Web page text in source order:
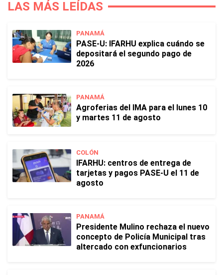
LAS MÁS LEÍDAS
PANAMÁ
PASE-U: IFARHU explica cuándo se
depositará el segundo pago de
2026
PANAMÁ
Agroferias del IMA para el lunes 10
y martes 11 de agosto
COLÓN
IFARHU: centros de entrega de
tarjetas y pagos PASE-U el 11 de
agosto
PANAMÁ
Presidente Mulino rechaza el nuevo
concepto de Policía Municipal tras
altercado con exfuncionarios